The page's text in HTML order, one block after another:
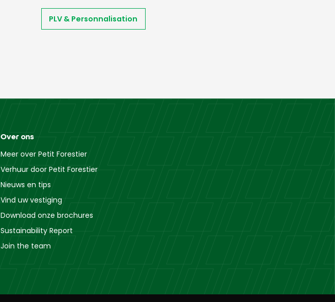
PLV & Personnalisation
Over ons
Meer over Petit Forestier
Verhuur door Petit Forestier
Nieuws en tips
Vind uw vestiging
Download onze brochures
Sustainability Report
Join the team